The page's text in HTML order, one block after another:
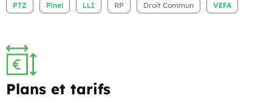
PTZ Pinel LLI RP Droit Commun VEFA
Plans et tarifs